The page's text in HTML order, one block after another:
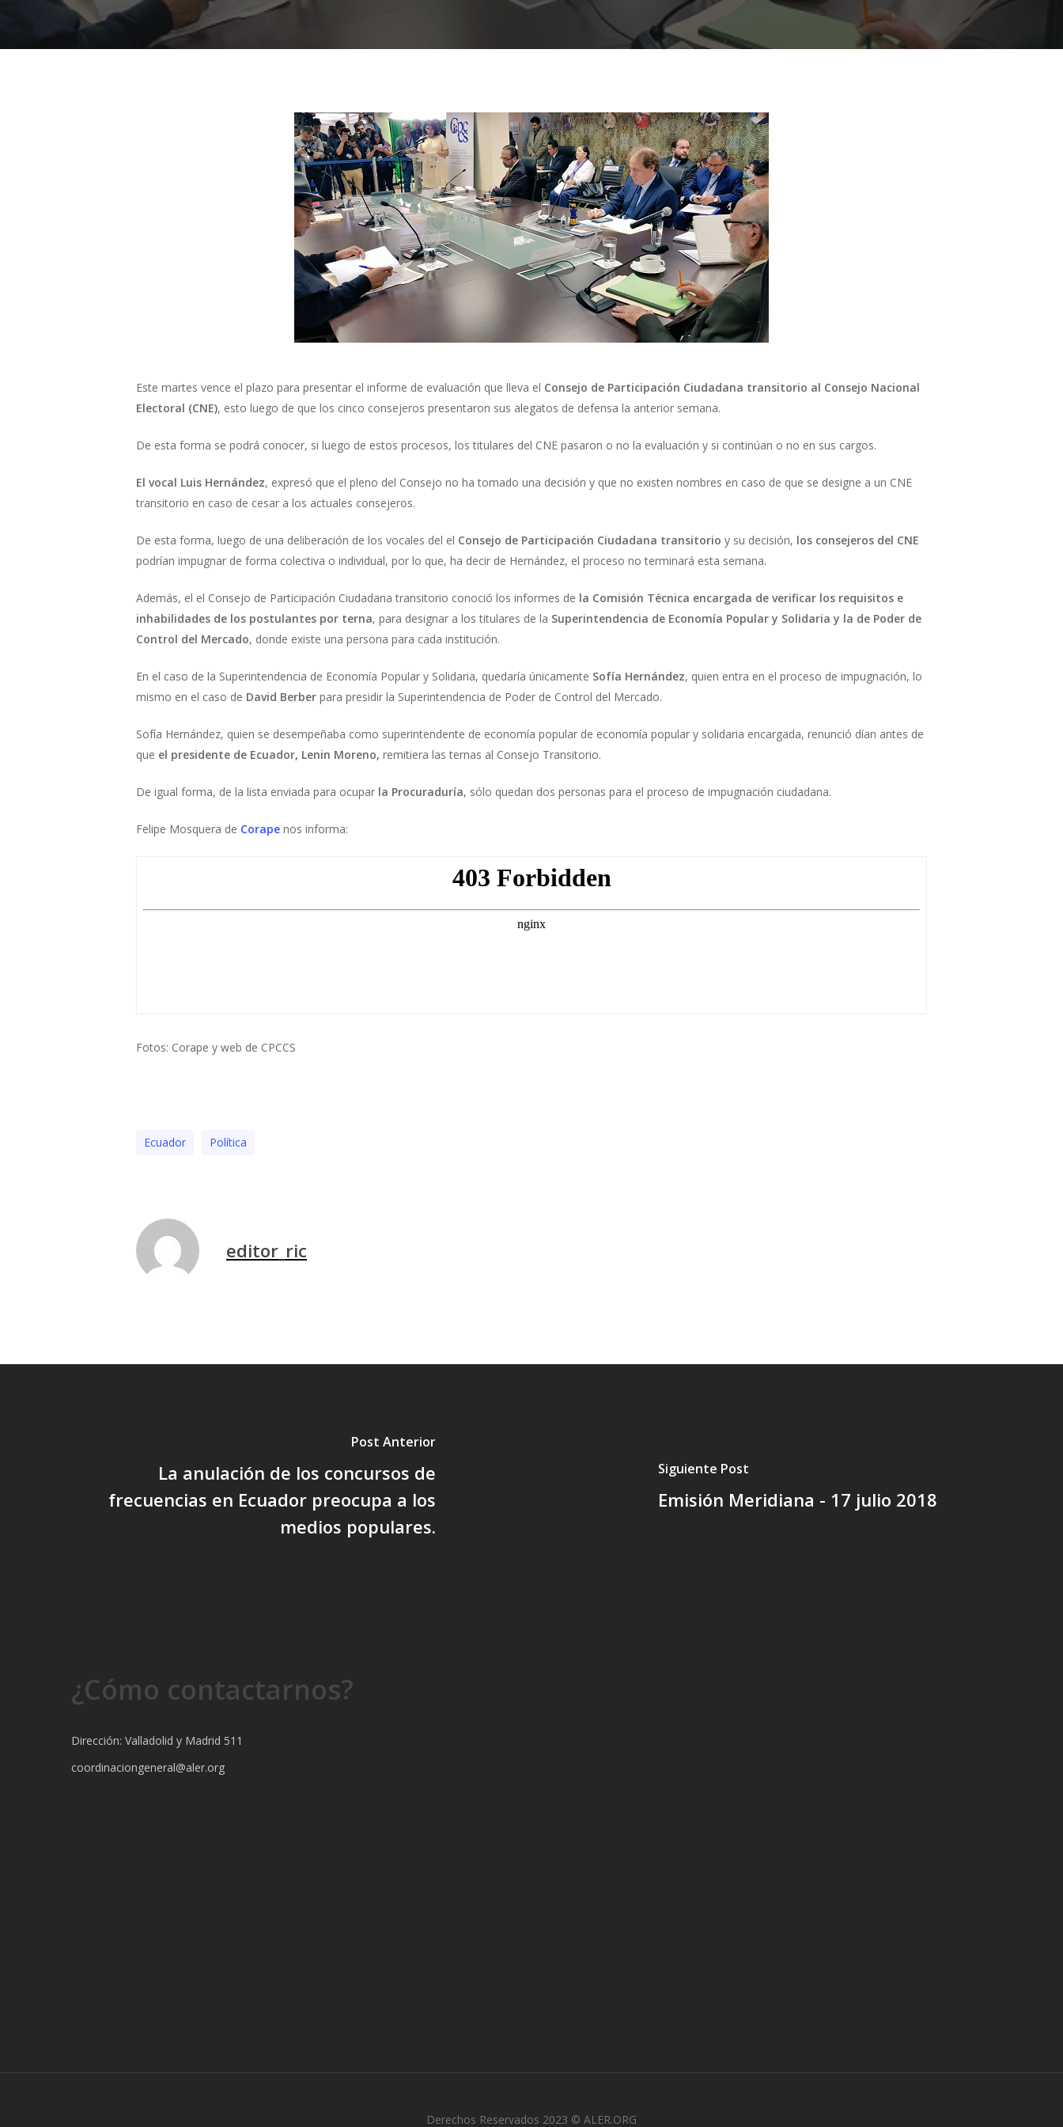
Presiona "ENTER" para buscar o "ESC" para cerrar
Este martes vence el plazo para presentar el informe de evaluación que lleva el Consejo de Participación Ciudadana transitorio al Consejo Nacional
Electoral (CNE), esto luego de que los cinco consejeros presentaron sus alegatos de defensa la anterior semana.
De esta forma se podrá conocer, si luego de estos procesos, los titulares del CNE pasaron o no la evaluación y si continúan o no en sus cargos.
El vocal Luis Hernández, expresó que el pleno del Consejo no ha tomado una decisión y que no existen nombres en caso de que se designe a un CNE
transitorio en caso de cesar a los actuales consejeros.
De esta forma, luego de una deliberación de los vocales del el Consejo de Participación Ciudadana transitorio y su decisión, los consejeros del CNE
podrían impugnar de forma colectiva o individual, por lo que, ha decir de Hernández, el proceso no terminará esta semana.
Además, el el Consejo de Participación Ciudadana transitorio conoció los informes de la Comisión Técnica encargada de verificar los requisitos e
inhabilidades de los postulantes por terna, para designar a los titulares de la Superintendencia de Economía Popular y Solidaria y la de Poder de
Control del Mercado, donde existe una persona para cada institución.
En el caso de la Superintendencia de Economía Popular y Solidaria, quedaría únicamente Sofía Hernández, quien entra en el proceso de impugnación, lo
mismo en el caso de David Berber para presidir la Superintendencia de Poder de Control del Mercado.
Sofía Hernández, quien se desempeñaba como superintendente de economía popular de economía popular y solidaria encargada, renunció dían antes de
que el presidente de Ecuador, Lenin Moreno, remitiera las ternas al Consejo Transitorio.
De igual forma, de la lista enviada para ocupar la Procuraduría, sólo quedan dos personas para el proceso de impugnación ciudadana.
Felipe Mosquera de Corape nos informa:
Fotos: Corape y web de CPCCS
Ecuador Polí­tica
editor_ric
Post Anterior
La anulación de los concursos de
frecuencias en Ecuador preocupa a los
medios populares.
Siguiente Post
Emisión Meridiana - 17 julio 2018
¿Cómo contactarnos?
Dirección: Valladolid y Madrid 511
coordinaciongeneral@aler.org
Derechos Reservados 2023 © ALER.ORG